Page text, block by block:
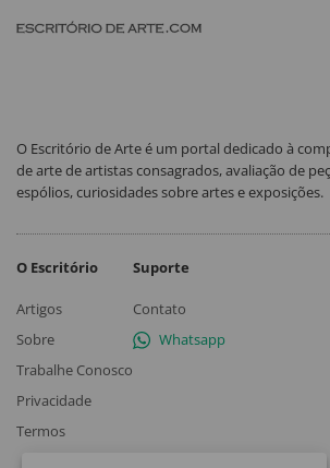
O Escritório de Arte é um portal dedicado à
de arte de artistas consagrados, avaliação de
espólios, curiosidades sobre artes e exposições.
O Escritório
Artigos
Sobre
Trabalhe Conosco
Privacidade
Termos
Suporte
Contato
Whatsapp